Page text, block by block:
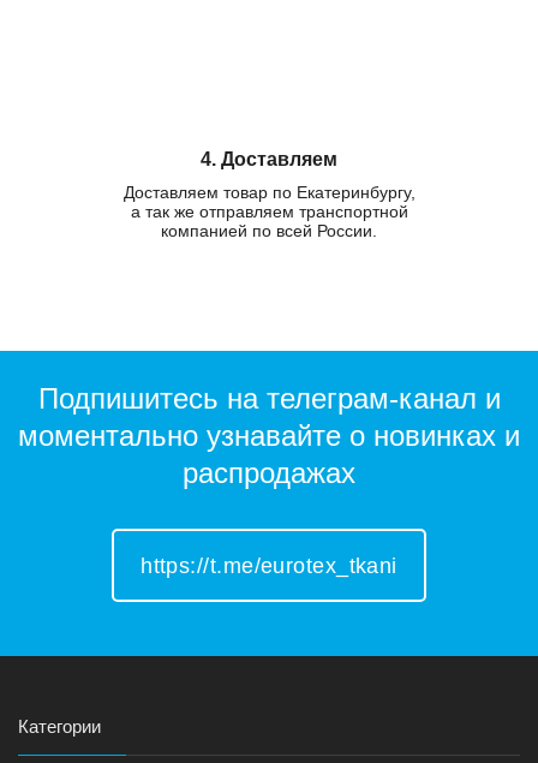
4. Доставляем
Доставляем товар по Екатеринбургу,
а так же отправляем транспортной
компанией по всей России.
Подпишитесь на телеграм-канал и
моментально узнавайте о новинках и
распродажах
https://t.me/eurotex_tkani
Категории